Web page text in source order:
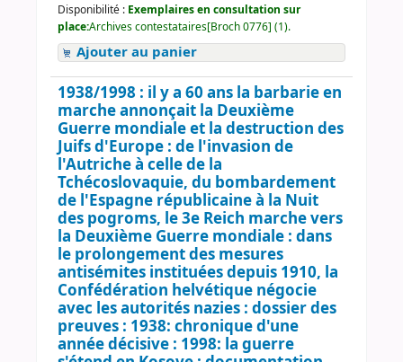
Disponibilité : Exemplaires en consultation sur
place:Archives contestataires[Broch 0776] (1).
Ajouter au panier
1938/1998 : il y a 60 ans la barbarie en
marche annonçait la Deuxième
Guerre mondiale et la destruction des
Juifs d'Europe : de l'invasion de
l'Autriche à celle de la
Tchécoslovaquie, du bombardement
de l'Espagne républicaine à la Nuit
des pogroms, le 3e Reich marche vers
la Deuxième Guerre mondiale : dans
le prolongement des mesures
antisémites instituées depuis 1910, la
Confédération helvétique négocie
avec les autorités nazies : dossier des
preuves : 1938: chronique d'une
année décisive : 1998: la guerre